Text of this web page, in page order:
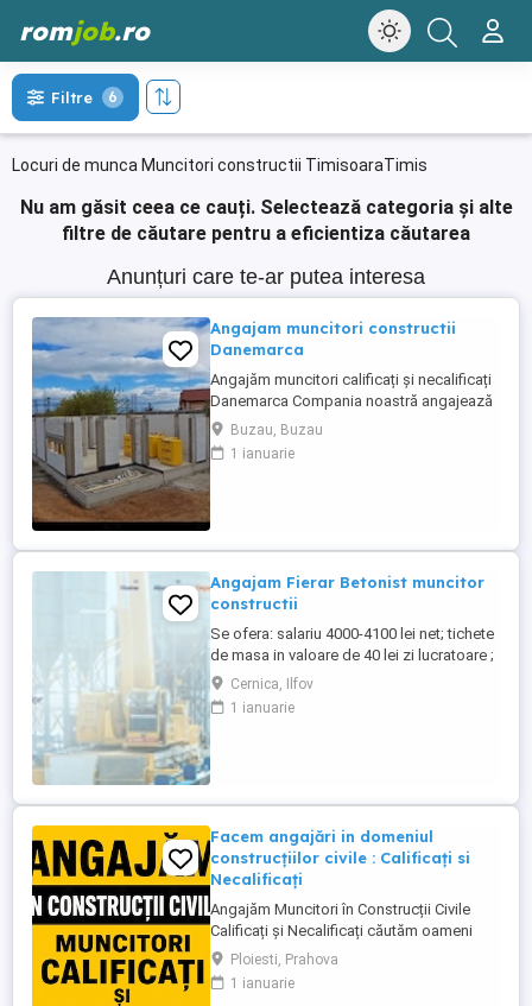
romjob.ro
Locuri de munca Muncitori constructii TimisoaraTimis
Filtre 6
Nu am găsit ceea ce cauți. Selectează categoria și alte
filtre de căutare pentru a eficientiza căutarea
Anunțuri care te-ar putea interesa
Angajam muncitori constructii
Danemarca
Angajăm muncitori calificați și necalificați
Danemarca Compania noastră angajează
muncitori calificați și necalificați pentru
construcții în Danemarca. Oferim: * Salariu
atractiv, plătit la timp. * Cazare * Contract
Buzau, Buzau
1 ianuarie
Angajam Fierar Betonist muncitor
constructii
Se ofera: salariu 4000-4100 lei net; tichete
de masa in valoare de 40 lei zi lucratoare ;
asigurare privata de sanatate; decontare
transport; cazare pentru salariatii din
provincie; Ne situam pe platforma
Cernica, Ilfov
1 ianuarie
Facem angajări in domeniul
construcțiilor civile : Calificați si
Necalificați
Angajăm Muncitori în Construcții Civile
Calificați și Necalificați căutăm oameni
serioși, responsabili și implicați pentru
lucrări de calitate. Posturi disponibile:
Muncitori Calificați Polivalenți (cu
Ploiesti, Prahova
1 ianuarie